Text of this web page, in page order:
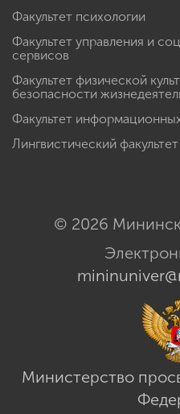
Факультет психологии
Факультет управления и
сервисов
Факультет физической
безопасности
Факультет
Лингвистический факультет
© 2026
Министерство